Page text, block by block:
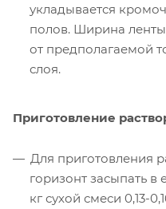
укладывается
полов. Ширина
от предполагаемой
слоя.
Приготовление
Для приготовления
горизонт засыпать в
кг сухой смеси 0,13-